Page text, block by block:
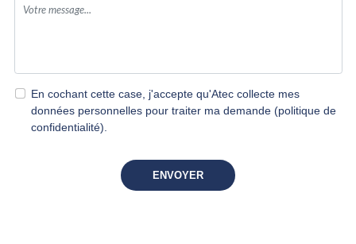
En cochant cette case, j'accepte qu'Atec collecte mes
données personnelles pour traiter ma demande (politique de
confidentialité)
ENVOYER